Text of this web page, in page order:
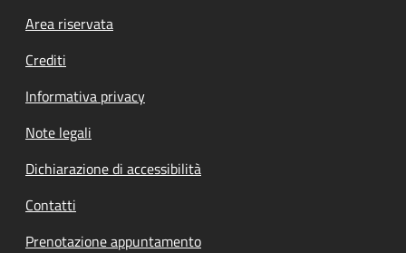
Footer menu
Area riservata
Crediti
Informativa privacy
Note legali
Dichiarazione di accessibilità
Contatti
Prenotazione appuntamento